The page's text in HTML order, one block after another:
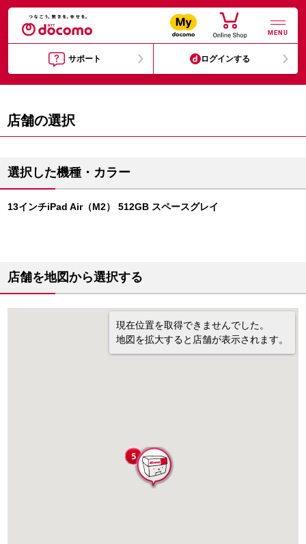
MENU
サポート ログインする
店舗の選択
選択した機種・カラー
13インチiPad Air（M2） 512GB スペースグレイ
店舗を地図から選択する
現在位置を取得できませんでした。
地図を拡大すると店舗が表示されます。